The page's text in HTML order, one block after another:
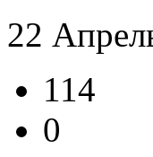
22
114
0